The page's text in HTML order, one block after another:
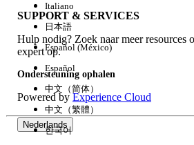
SUPPORT & SERVICES
Hulp nodig? Zoek naar meer resources
expert op.
Ondersteuning ophalen
Powered byExperience Cloud
Nederlands
Italiano
日本語
Español (México)
Español
中文（简体）
中文（繁體）
한국어